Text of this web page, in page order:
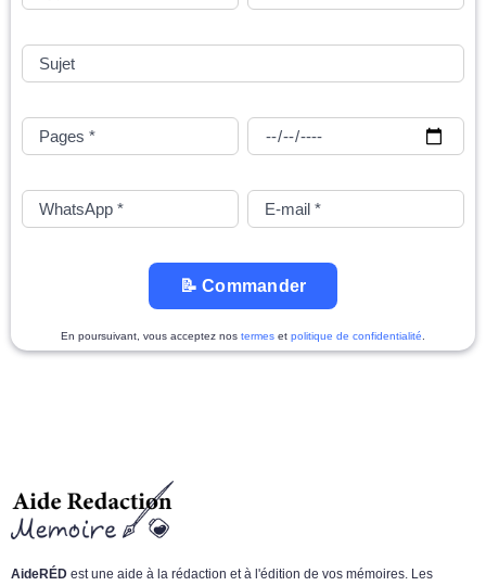
📝 Commander
En poursuivant, vous acceptez nos termes et politique de confidentialité
AideRÉD est une aide à la rédaction et à l'édition de vos mémoires. Les